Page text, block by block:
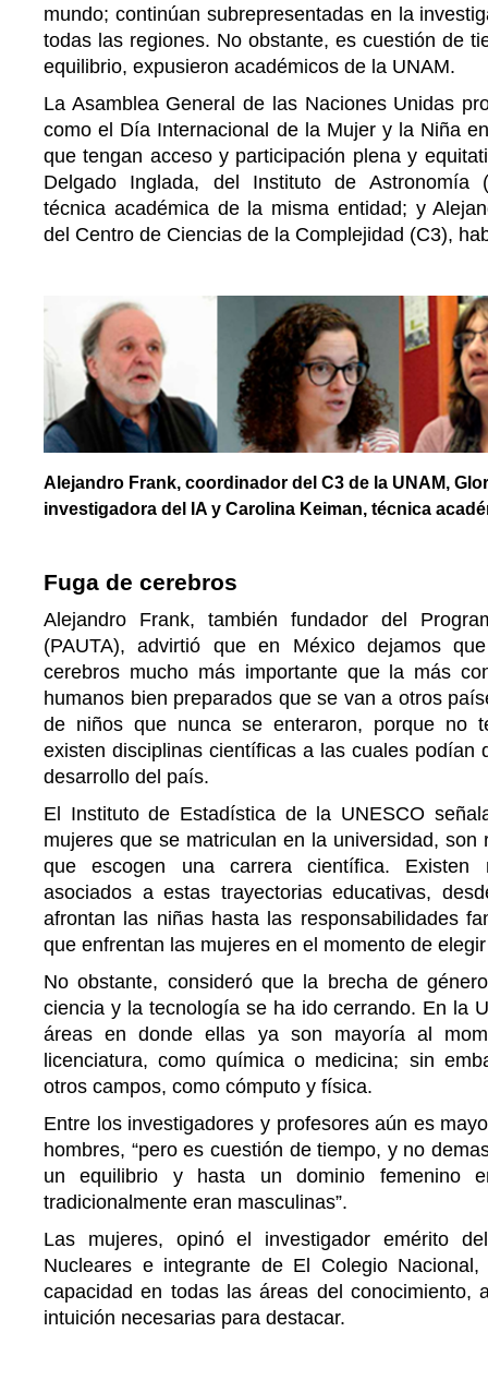
mundo; continúan subrepresentadas en la
todas las regiones. No obstante, es cuestión de
equilibrio, expusieron académicos de la UNAM.
La Asamblea General de las Naciones Unidas
como el Día Internacional de la Mujer y la Niña
que tengan acceso y participación plena y
Delgado Inglada, del Instituto de Astronomía
técnica académica de la misma entidad; y
del Centro de Ciencias de la Complejidad (C3),
Alejandro Frank, coordinador del C3 de la UNAM,
investigadora del IA y Carolina Keiman, técnica
Fuga de cerebros
Alejandro Frank, también fundador del
(PAUTA), advirtió que en México dejamos
cerebros mucho más importante que la más
humanos bien preparados que se van a otros
de niños que nunca se enteraron, porque no
existen disciplinas científicas a las cuales podían
desarrollo del país.
El Instituto de Estadística de la UNESCO
mujeres que se matriculan en la universidad, son
que escogen una carrera científica. Existen
asociados a estas trayectorias educativas,
afrontan las niñas hasta las responsabilidades
que enfrentan las mujeres en el momento de
No obstante, consideró que la brecha de
ciencia y la tecnología se ha ido cerrando. En la
áreas en donde ellas ya son mayoría al
licenciatura, como química o medicina; sin
otros campos, como cómputo y física.
Entre los investigadores y profesores aún es
hombres, “pero es cuestión de tiempo, y no
un equilibrio y hasta un dominio femenino
tradicionalmente eran masculinas”.
Las mujeres, opinó el investigador emérito
Nucleares e integrante de El Colegio
capacidad en todas las áreas del conocimiento,
intuición necesarias para destacar.